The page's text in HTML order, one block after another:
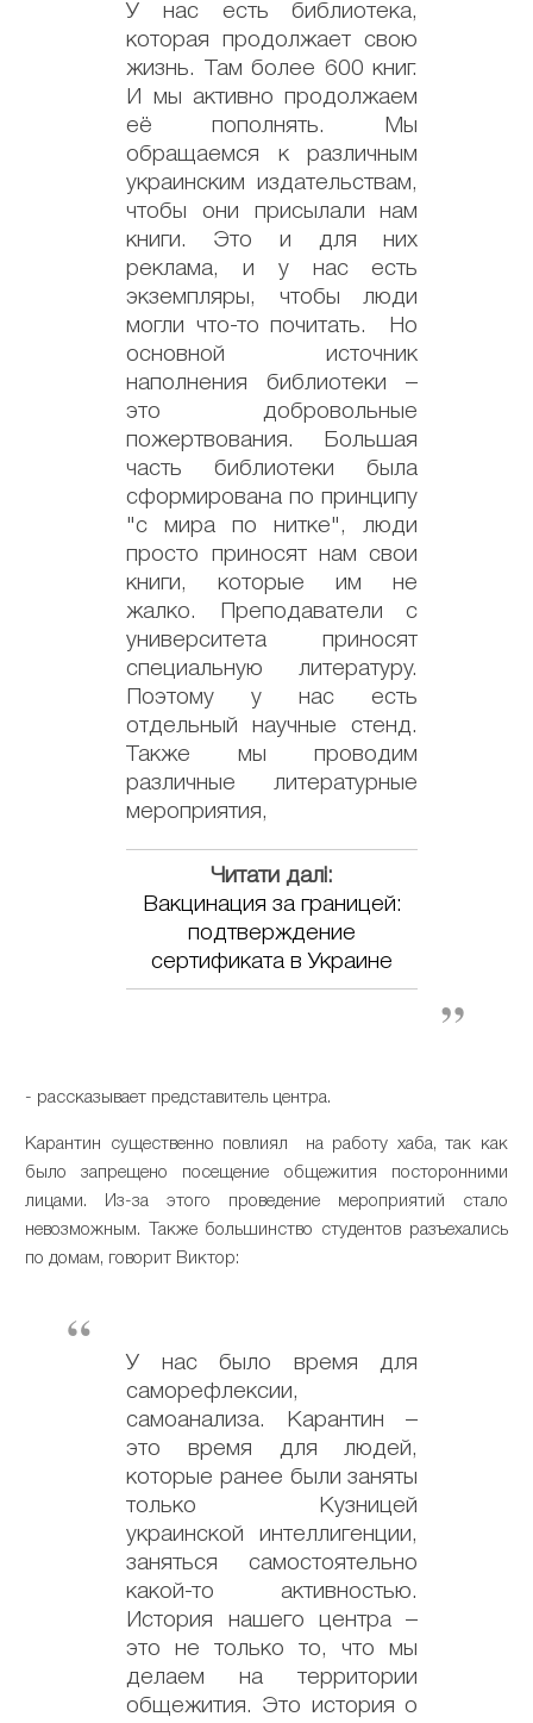
У нас есть библиотека,
которая продолжает свою
жизнь. Там более 600 книг.
И мы активно продолжаем
её пополнять. Мы
обращаемся к различным
украинским издательствам,
чтобы они присылали нам
книги. Это и для них
реклама, и у нас есть
экземпляры, чтобы люди
могли что-то почитать. Но
основной источник
наполнения библиотеки –
это добровольные
пожертвования. Большая
часть библиотеки была
сформирована по принципу
"с мира по нитке", люди
просто приносят нам свои
книги, которые им не
жалко. Преподаватели с
университета приносят
специальную литературу.
Поэтому у нас есть
отдельный научные стенд.
Также мы проводим
различные литературные
мероприятия,
Читати далі:
Вакцинация за границей:
подтверждение
сертификата в Украине
- рассказывает представитель центра.
Карантин существенно повлиял на работу хаба, так как
было запрещено посещение общежития посторонними
лицами. Из-за этого проведение мероприятий стало
невозможным. Также большинство студентов разъехались
по домам, говорит Виктор:
У нас было время для
саморефлексии,
самоанализа. Карантин –
это время для людей,
которые ранее были заняты
только Кузницей
украинской интеллигенции,
заняться самостоятельно
какой-то активностью.
История нашего центра –
это не только то, что мы
делаем на территории
общежития. Это история о